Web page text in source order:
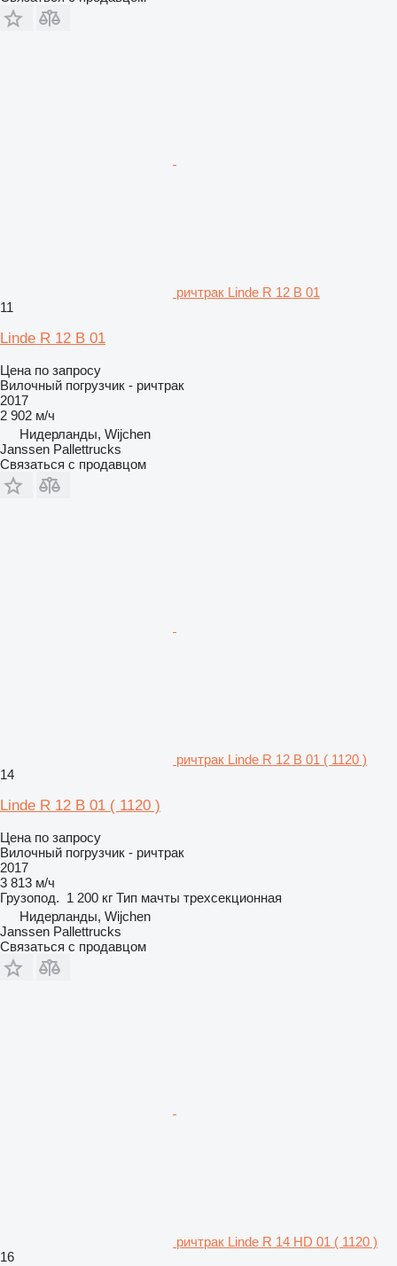
ричтрак Linde R 12 B 01
11
Linde R 12 B 01
Цена по запросу
Вилочный погрузчик - ричтрак
2017
2 902 м/ч
Нидерланды, Wijchen
Janssen Pallettrucks
Связаться с продавцом
ричтрак Linde R 12 B 01 ( 1120 )
14
Linde R 12 B 01 ( 1120 )
Цена по запросу
Вилочный погрузчик - ричтрак
2017
3 813 м/ч
Грузопод. 1 200 кг Тип мачты трехсекционная
Нидерланды, Wijchen
Janssen Pallettrucks
Связаться с продавцом
ричтрак Linde R 14 HD 01 ( 1120 )
16